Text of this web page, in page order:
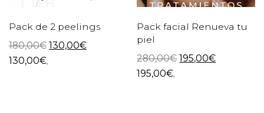
Pack de 2 peelings
180,00€ 130,00€
130,00€,
Pack facial Renueva tu
piel
280,00€ 195,00€
195,00€,